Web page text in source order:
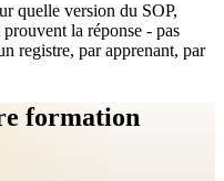
quelle version du SOP,
la réponse - pas
registre, par apprenant, par
formation